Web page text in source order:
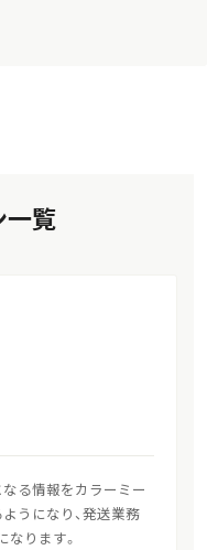
一覧
る情報をカラーミー
うになり、発送業務
なります。